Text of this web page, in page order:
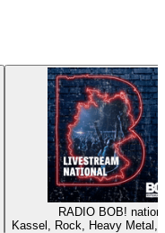
RADIO BOB!
Kassel, Rock, Heavy Metal,